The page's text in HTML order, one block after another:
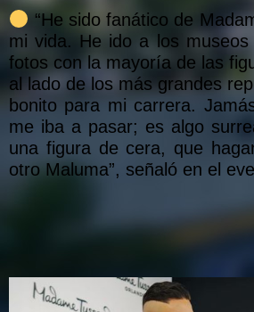
“He sido fanático de
mi vida. He ido a los
fotos con la mayoría de las
al lado de los más grandes
bonito para mi carrera.
me iba a pasar; es algo
una figura de cera, que
otro Maluma”, señaló en el